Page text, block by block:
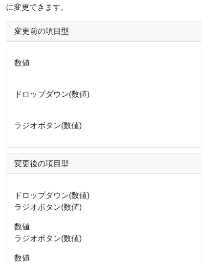
に変更できます。
変更前の項目型
数値
ドロップダウン(数値)
ラジオボタン(数値)
変更後の項目型
ドロップダウン(数値)
ラジオボタン(数値)
数値
ラジオボタン(数値)
数値